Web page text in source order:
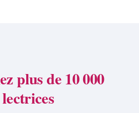
plus de 10 000
lectrices